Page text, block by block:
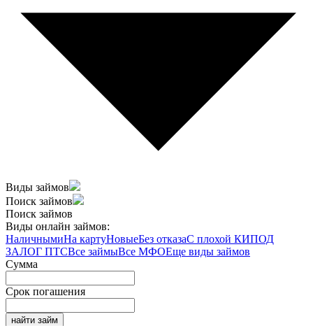
Виды займов
Поиск займов
Поиск займов
Виды онлайн займов:
НаличнымиНа картуНовыеБез отказаС плохой КИПОД
ЗАЛОГ ПТСВсе займыВсе МФОЕще виды займов
Сумма
Срок погашения
найти займ